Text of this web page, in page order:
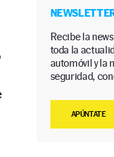
Recibe la
toda la
automóvil y la
seguridad,
APÚNTATE